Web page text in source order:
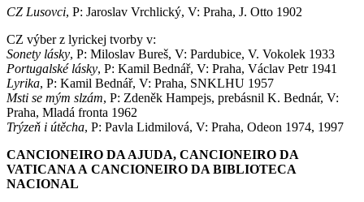
CZ Lusovci, P: Jaroslav Vrchlický, V: Praha, J. Otto 1902
CZ výber z lyrickej tvorby v:
Sonety lásky, P: Miloslav Bureš, V: Pardubice, V. Vokolek 1933
Portugalské lásky, P: Kamil Bednář, V: Praha, Václav Petr 1941
Lyrika, P: Kamil Bednář, V: Praha, SNKLHU 1957
Msti se mým slzám, P: Zdeněk Hampejs, prebásnil K. Bednár, V:
Praha, Mladá fronta 1962
Trýzeň i útěcha, P: Pavla Lidmilová, V: Praha, Odeon 1974, 1997
CANCIONEIRO DA AJUDA, CANCIONEIRO DA
VATICANA A CANCIONEIRO DA BIBLIOTECA
NACIONAL